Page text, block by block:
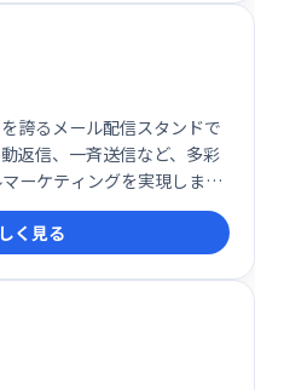
誇るメール配信スタンドで
返信、一斉送信など、多彩
ーケティングを実現しま
も対応し、スムーズな運用
ゲージメント強化に最適な
く見る